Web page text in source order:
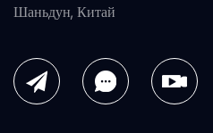
Шаньдун, Китай